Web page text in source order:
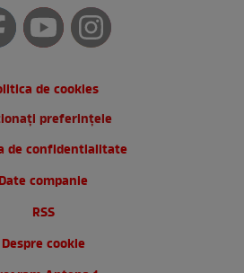
de cookies
preferințele
de confidentialitate
Date companie
RSS
Despre cookie